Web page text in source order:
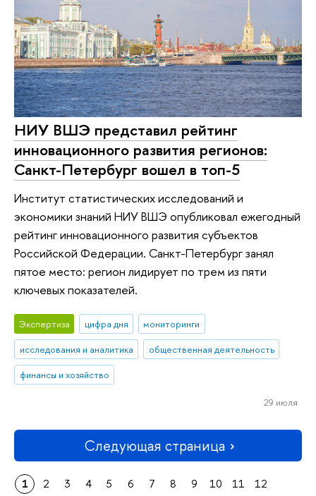
НИУ ВШЭ представил рейтинг
инновационного развития регионов:
Санкт-Петербург вошел в топ-5
Институт статистических исследований и
экономики знаний НИУ ВШЭ опубликовал ежегодный
рейтинг инновационного развития субъектов
Российской Федерации. Санкт-Петербург занял
пятое место: регион лидирует по трем из пяти
ключевых показателей.
Экспертиза цифра дня
мониторинги
исследования и аналитика
общественная деятельность
финансы и хозяйство
29 июля
Следующая страница
1 2 3 4 5 6 7 8 9 10 11
12